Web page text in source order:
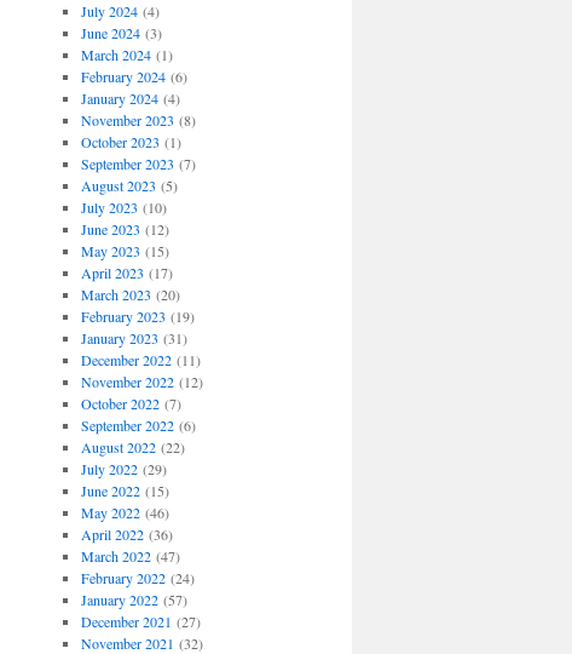
July 2024(4)
June 2024(3)
March 2024(1)
February 2024(6)
January 2024(4)
November 2023 (8)
October 2023 (1)
September 2023 (7)
August 2023 (5)
July 2023 (10)
June 2023 (12)
May 2023 (15)
April 2023 (17)
March 2023 (20)
February 2023 (19)
January 2023 (31)
December 2022(11)
November 2022(12)
October 2022(7)
September 2022(6)
August 2022(22)
July 2022(29)
June 2022(15)
May 2022(46)
April 2022(36)
March 2022(47)
February 2022(24)
January 2022(57)
December 2021 (27)
November 2021 (32)